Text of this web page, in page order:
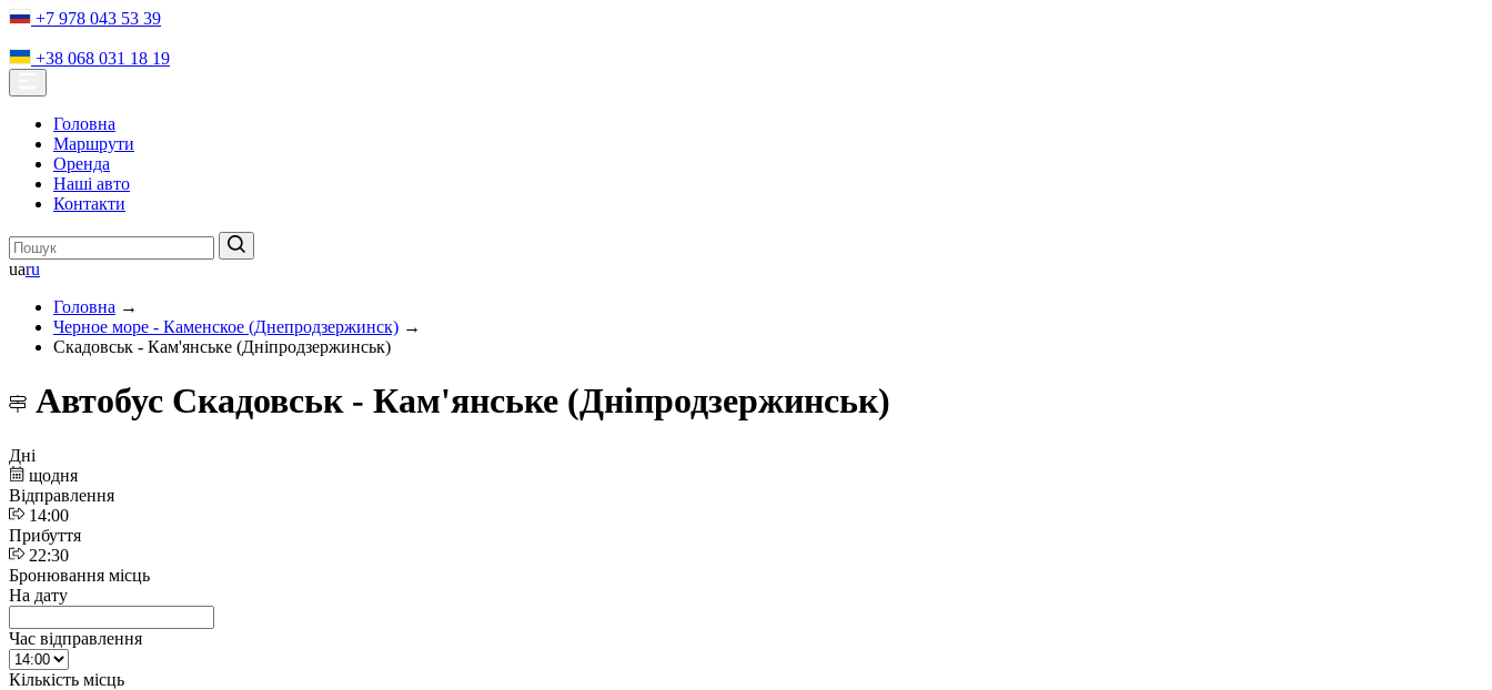
+7 978 043 53 39
+38 068 031 18 19
Головна
Маршрути
Оренда
Нашi авто
Контакти
uaru
Головна →
Черное море - Каменское (Днепродзержинск) →
Скадовськ - Кам'янське (Дніпродзержинськ)
Автобус Скадовськ - Кам'янське (Дніпродзержинськ)
Дні
щодня
Відправлення
14:00
Прибуття
22:30
Бронювання місць
На дату
Час відправлення
Кількість місць